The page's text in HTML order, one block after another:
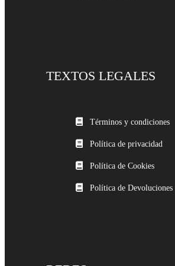
TEXTOS LEGALES
Términos y condiciones
Política de privacidad
Política de Cookies
Política de Devoluciones